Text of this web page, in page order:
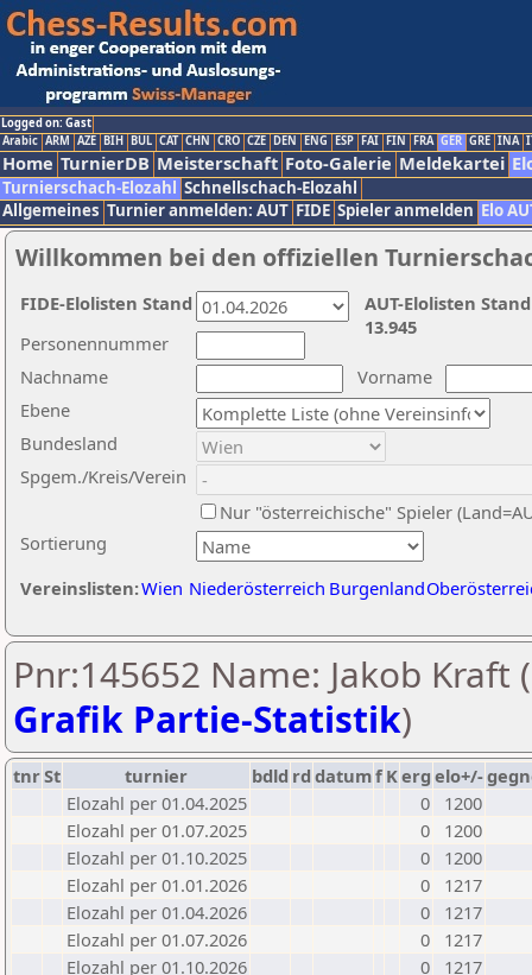
Logged on: Gast
Arabic ARM AZE BIH BUL CAT CHN CRO CZE DEN ENG ESP FAI FIN FRA GER GRE INA
Home TurnierDB Meisterschaft Foto-Galerie Meldekartei
Turnierschach-Elozahl Schnellschach-Elozahl
Allgemeines Turnier anmelden: AUT FIDE Spieler anmelden Elo
Willkommen bei den offiziellen
Nachname
Vorname
Ebene
Sortierung
Personennummer
Bundesland
Spgem./Kreis/Verein
Nur "österreichische" Spieler
Vereinslisten:Wien Niederösterreich Burgenland
AUT-Elolisten
13.945
FIDE-Elolisten Stand
Pnr:145652 Name: Jakob Kraft (
Grafik Partie-Statistik)
tnrSt turnier bdld rd datumf Kerg elo+/-
Elozahl per 01.04.2025
0
1200
Elozahl per 01.07.2025
0
1200
Elozahl per 01.10.2025
0
1200
Elozahl per 01.01.2026
0
1217
Elozahl per 01.04.2026
0
1217
Elozahl per 01.07.2026
0
1217
Elozahl per 01.10.2026
0 1217